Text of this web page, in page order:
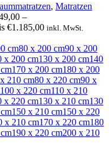
, Matratzen
–
€1.185,00 inkl. MwSt.
cm80 x 200 cm90 x 200
x 200 cm130 x 200 cm140
170 x 200 cm180 x 200
210 cm80 x 220 cm90 x
100 x 220 cm110 x 210
x 220 cm130 x 210 cm130
150 x 210 cm150 x 220
x 210 cm170 x 220 cm180
190 x 220 cm200 x 210